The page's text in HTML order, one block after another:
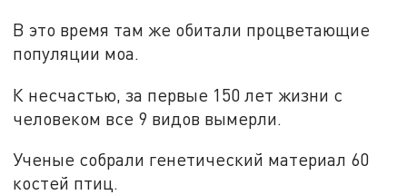
В это время там же обитали процветающие
популяции моа.
К несчастью, за первые 150 лет жизни с
человеком все 9 видов вымерли.
Ученые собрали генетический материал 60
костей птиц.